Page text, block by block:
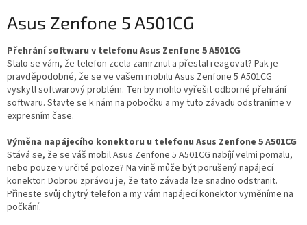
Asus Zenfone 5 A501CG
Přehrání softwaru v telefonu Asus Zenfone 5 A501CG
Stalo se vám, že telefon zcela zamrznul a přestal reagovat? Pak je
pravděpodobné, že se ve vašem mobilu Asus Zenfone 5 A501CG
vyskytl softwarový problém. Ten by mohlo vyřešit odborné přehrání
softwaru. Stavte se k nám na pobočku a my tuto závadu odstraníme v
expresním čase.
Výměna napájecího konektoru u telefonu Asus Zenfone 5 A501CG
Stává se, že se váš mobil Asus Zenfone 5 A501CG nabíjí velmi pomalu,
nebo pouze v určité poloze? Na vině může být porušený napájecí
konektor. Dobrou zprávou je, že tato závada lze snadno odstranit.
Přineste svůj chytrý telefon a my vám napájecí konektor vyměníme na
počkání.